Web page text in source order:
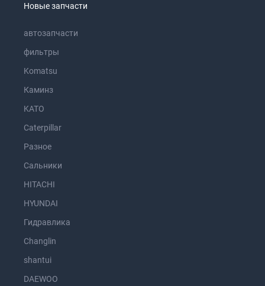
Новые запчасти
автозапчасти
фильтры
Komatsu
Каминз
KATO
Caterpillar
Разное
Сальники
HITACHI
HYUNDAI
Гидравлика
Changlin
shantui
DAEWOO